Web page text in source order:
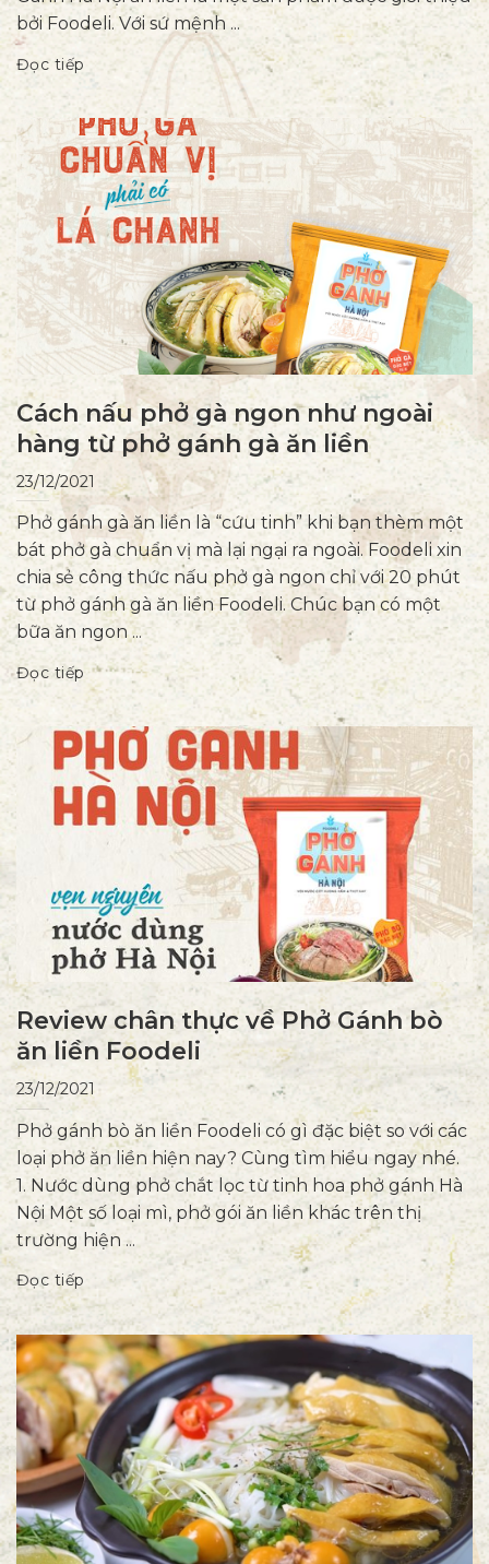
bởi Foodeli. Với sứ mệnh ...
Đọc tiếp
Cách nấu phở gà ngon như ngoài
hàng từ phở gánh gà ăn liền
23/12/2021
Phở gánh gà ăn liền là “cứu tinh” khi bạn thèm một
bát phở gà chuẩn vị mà lại ngại ra ngoài. Foodeli xin
chia sẻ công thức nấu phở gà ngon chỉ với 20 phút
từ phở gánh gà ăn liền Foodeli. Chúc bạn có một
bữa ăn ngon ...
Đọc tiếp
Review chân thực về Phở Gánh bò
ăn liền Foodeli
23/12/2021
Phở gánh bò ăn liền Foodeli có gì đặc biệt so với các
loại phở ăn liền hiện nay? Cùng tìm hiểu ngay nhé.
1. Nước dùng phở chắt lọc từ tinh hoa phở gánh Hà
Nội Một số loại mì, phở gói ăn liền khác trên thị
trường hiện ...
Đọc tiếp